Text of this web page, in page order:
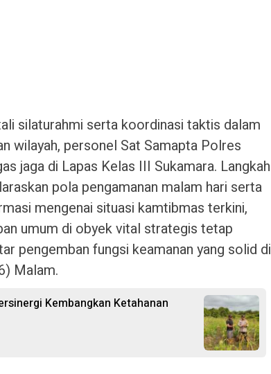
silaturahmi serta koordinasi taktis dalam
wilayah, personel Sat Samapta Polres
jaga di Lapas Kelas III Sukamara. Langkah
pola pengamanan malam hari serta
mengenai situasi kamtibmas terkini,
umum di obyek vital strategis tetap
pengemban fungsi keamanan yang solid di
Malam.
Kembangkan Ketahanan